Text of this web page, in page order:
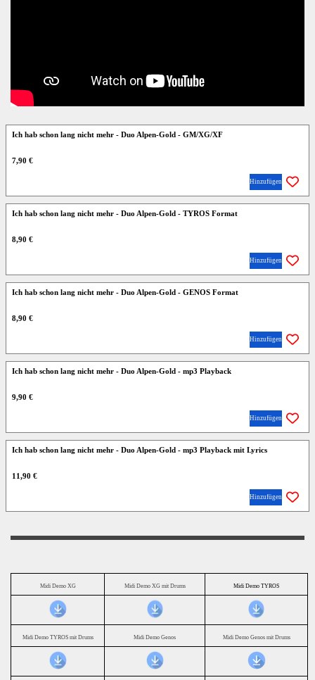
Ich hab schon lang nicht mehr - Duo Alpen-Gold - GM/XG/XF
7,90 €
Hinzufügen
Ich hab schon lang nicht mehr - Duo Alpen-Gold - TYROS Format
8,90 €
Hinzufügen
Ich hab schon lang nicht mehr - Duo Alpen-Gold - GENOS Format
8,90 €
Hinzufügen
Ich hab schon lang nicht mehr - Duo Alpen-Gold - mp3 Playback
9,90 €
Hinzufügen
Ich hab schon lang nicht mehr - Duo Alpen-Gold - mp3 Playback mit Lyrics
11,90 €
Hinzufügen
Midi Demo XG Midi Demo XG mit Drums Midi Demo TYROS
Midi Demo TYROS mit Drums Midi Demo Genos Midi Demo Genos mit Drums